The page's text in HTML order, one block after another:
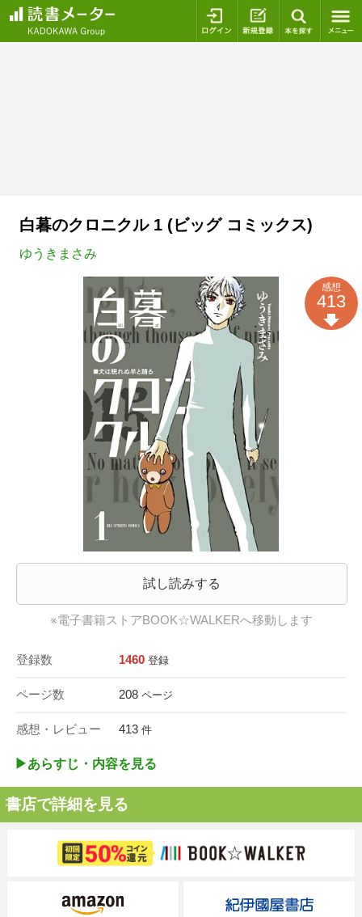
ログイン 新規登録
白暮のクロニクル 1 (ビッグ コミックス)
ゆうきまさみ
試し読みする
※電子書籍ストアBOOK☆WALKERへ移動します
登録数 1460 登録
ページ数 208 ページ
感想・レビュー 413 件
感想
413
▶︎あらすじ・内容を見る
書店で詳細を見る